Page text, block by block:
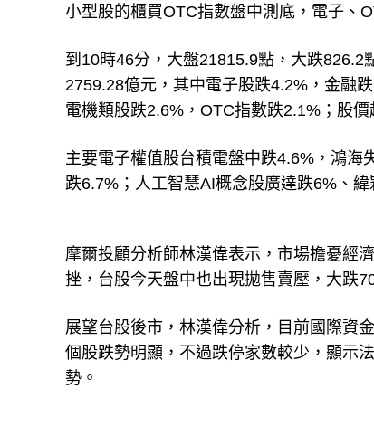
小型股的櫃買OTC指數盤中測底，電子、
到10時46分，大盤21815.9點，大跌
2759.28億元，其中電子股跌4.2%，金融
電機類股跌2.6%，OTC指數跌2.1%；股
主要電子權值股台積電盤中跌4.6%，鴻海
跌6.7%；人工智慧AI概念股廣達跌6%、緯
摩爾投顧分析師林漢偉表示，市場擔憂經
挫，台股今天盤中也出現拋售賣壓，大跌
展望台股後市，林漢偉分析，目前國際資
個股跌勢明顯，不過跌停家數較少，顯示
勢。